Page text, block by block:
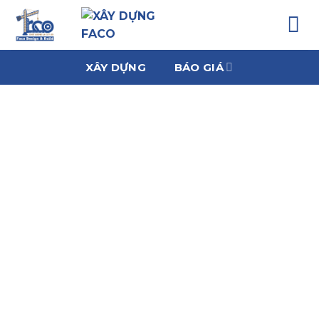
Chuyển
đến
nội
XÂY DỰNG BÁO GIÁ